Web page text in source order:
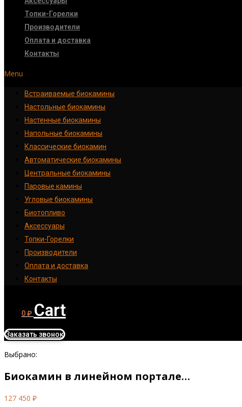
Топки-Горелки
Производители
Оплата и доставка
Контакты
Menu
Встраиваемые биокамины
Настoльные биокамины
Настенные биокамины
Напольные биокамины
Классические биокамин
Автоматические биокамины
Центральные биокамины
Паровые камины
Угловые биокамины
Биотопливо
Аксессуары
Топки-Горелки
Производители
Оплата и доставка
Контакты
0₽ Cart
Заказать звонок
Выбрано:
Биокамин в линейном портале…
127 450 ₽